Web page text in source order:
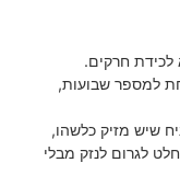
לכידת חרקים.
למספר שבועות,
שיש מזיק כלשהו,
לגרום לנזק מבלי